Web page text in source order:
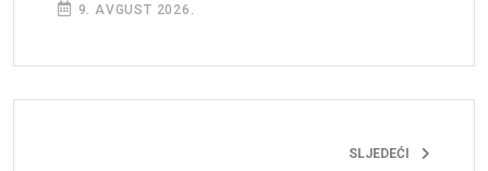
9. AVGUST 2026.
SLJEDEĆI